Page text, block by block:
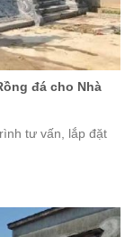
đá cho Nhà
tư vấn, lắp đặt